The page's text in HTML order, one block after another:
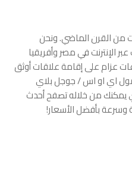
من القرن الماضي. ونحن
الإنترنت في مصر وأفريقيا
عزام على إقامة علاقات أوثق
اي او اس/جوجل بلاي
يمكنك من خلاله تصفح أحدث
وسرعة بأفضل الأسعار!